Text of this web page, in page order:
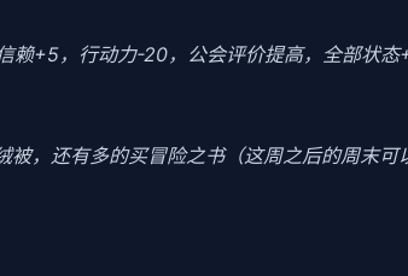
赖+5，行动力-20，公会评价提高，全部状
，还有多的买冒险之书（这周之后的周末可